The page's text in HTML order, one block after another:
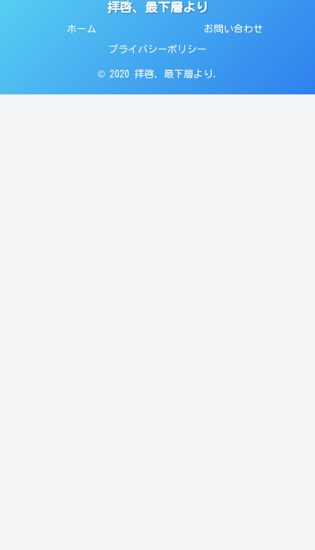
拝啓、最下層より
ホーム お問い合わせ
プライバシーポリシー
© 2020 拝啓、最下層より.